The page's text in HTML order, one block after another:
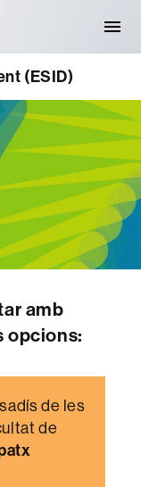
(ESID)
amb
opcions:
de les
de